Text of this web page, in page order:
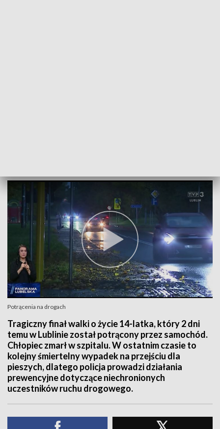
Potrącenia na drogach
Tragiczny finał walki o życie 14-latka, który 2 dni
temu w Lublinie został potrącony przez samochód.
Chłopiec zmarł w szpitalu. W ostatnim czasie to
kolejny śmiertelny wypadek na przejściu dla
pieszych, dlatego policja prowadzi działania
prewencyjne dotyczące niechronionych
uczestników ruchu drogowego.